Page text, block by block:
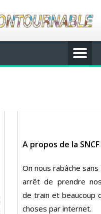
A propos de la SNCF
On nous rabâche sans
arrêt de prendre
de train et beaucoup
choses par internet.